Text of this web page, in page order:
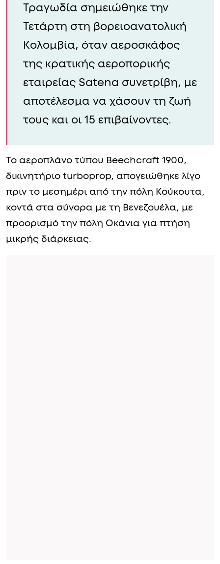
Τραγωδία σημειώθηκε την
Τετάρτη στη βορειοανατολική
Κολομβία, όταν αεροσκάφος
της κρατικής αεροπορικής
εταιρείας Satena συνετρίβη, με
αποτέλεσμα να χάσουν τη ζωή
τους και οι 15 επιβαίνοντες.
Το αεροπλάνο τύπου Beechcraft 1900,
δικινητήριο turboprop, απογειώθηκε λίγο
πριν το μεσημέρι από την πόλη Κούκουτα,
κοντά στα σύνορα με τη Βενεζουέλα, με
προορισμό την πόλη Οκάνια για πτήση
μικρής διάρκειας.